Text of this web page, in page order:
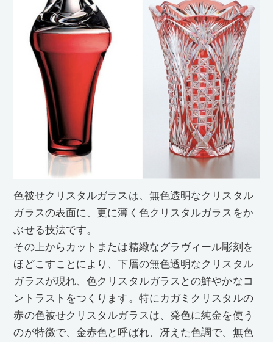
色被せクリスタルガラスは、無色透明なクリスタル
ガラスの表面に、更に薄く色クリスタルガラスをか
ぶせる技法です。
その上からカットまたは精緻なグラヴィール彫刻を
ほどこすことにより、下層の無色透明なクリスタル
ガラスが現れ、色クリスタルガラスとの鮮やかなコ
ントラストをつくります。特にカガミクリスタルの
赤の色被せクリスタルガラスは、発色に純金を使う
のが特徴で、金赤色と呼ばれ、冴えた色調で、無色